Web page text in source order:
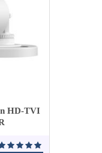
HD-TVI